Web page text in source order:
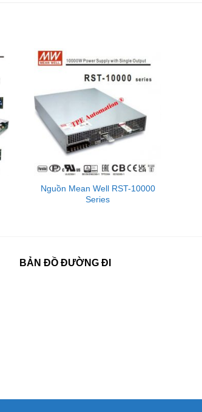
Nguồn Mean Well RST-10000
Series
BẢN ĐỒ ĐƯỜNG ĐI